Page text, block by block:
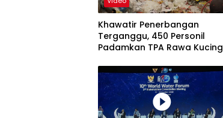
Khawatir Penerbangan
Terganggu, 450 Personil
Padamkan TPA Rawa Kucing